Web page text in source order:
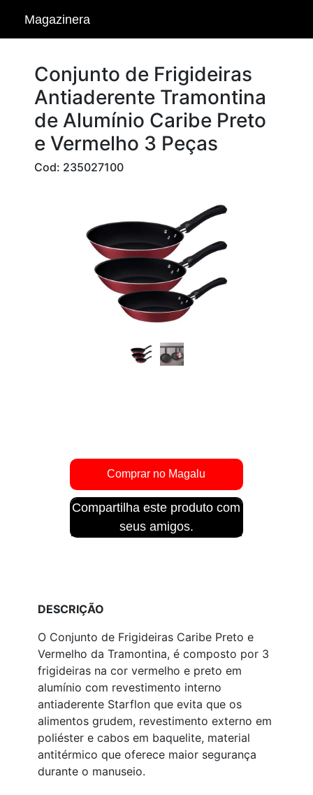
Magazinera
Conjunto de Frigideiras
Antiaderente Tramontina
de Alumínio Caribe Preto
e Vermelho 3 Peças
Cod: 235027100
Compartilha este produto com
seus amigos.
DESCRIÇÃO
O Conjunto de Frigideiras Caribe Preto e
Vermelho da Tramontina, é composto por 3
frigideiras na cor vermelho e preto em
alumínio com revestimento interno
antiaderente Starflon que evita que os
alimentos grudem, revestimento externo em
poliéster e cabos em baquelite, material
antitérmico que oferece maior segurança
durante o manuseio.